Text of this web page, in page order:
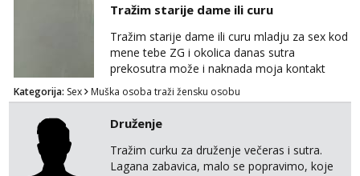
Tražim starije dame ili curu
Tražim starije dame ili curu mladju za sex kod
mene tebe ZG i okolica danas sutra
prekosutra može i naknada moja kontakt
WhatsApp SMS poziv prednosti imaju starije
091 2504 794
Kategorija: Sex Muška osoba traži žensku osobu
Druženje
Tražim curku za druženje večeras i sutra.
Lagana zabavica, malo se popravimo, koje